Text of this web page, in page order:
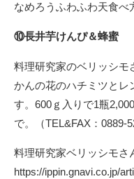
なめろうふわふわ天食べ
⑩長井芋けんぴ＆蜂蜜
料理研究家のベリッシモ
かんの花のハチミツとレ
す。600ｇ入りで1瓶
で。（TEL&FAX：0889-
料理研究家ベリッシモさ
https://ippin.gnavi.co.jp/